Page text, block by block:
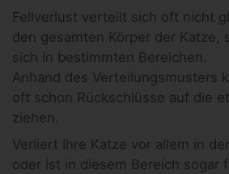
Fellverlust verteilt sich oft nicht
den gesamten Körper der Katze,
sich in bestimmten Bereichen.
Anhand des Verteilungsmusters
oft schon Rückschlüsse auf die
ziehen.
Verliert Ihre Katze vor allem in
oder ist in diesem Bereich sogar